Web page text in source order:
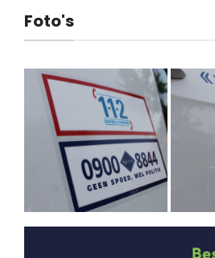
Foto's